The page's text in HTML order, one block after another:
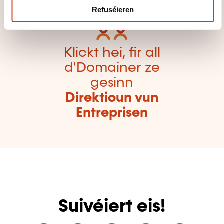
Refuséieren
Klickt hei, fir all
d'Domainer ze
gesinn
Direktioun vun
Entreprisen
Suivéiert eis!